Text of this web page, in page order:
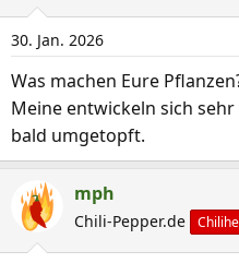
i
o
n
e
n
:
30. Jan. 2026
Was machen Eure
Meine entwickeln sich
bald umgetopft.
mph
Chili-Pepper.de